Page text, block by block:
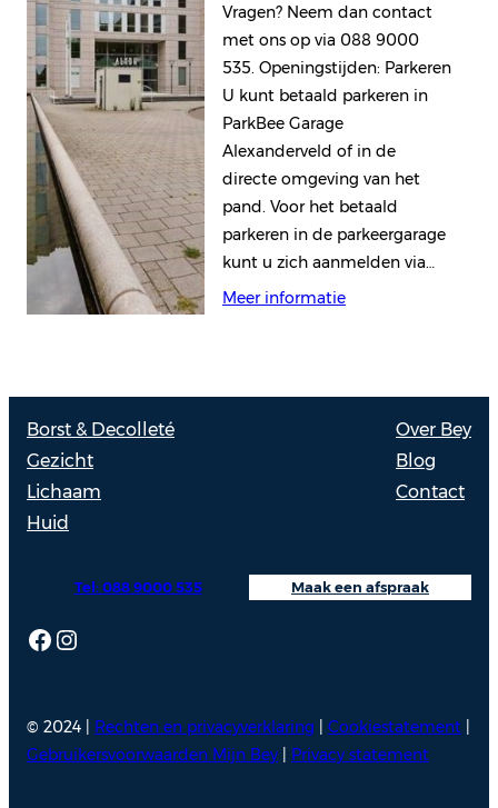
Vragen? Neem dan contact
met ons op via 088 9000
535. Openingstijden: Parkeren
U kunt betaald parkeren in
ParkBee Garage
Alexanderveld of in de
directe omgeving van het
pand. Voor het betaald
parkeren in de parkeergarage
kunt u zich aanmelden via…
Meer informatie
Borst & Decolleté
Gezicht
Lichaam
Huid
Over Bey
Blog
Contact
Facebook
Instagram
Maak een afspraak
Tel: 088 9000 535
© 2024 | Rechten en privacyverklaring Cookiestatement
Gebruikersvoorwaarden Mijn Bey
Privacy statement